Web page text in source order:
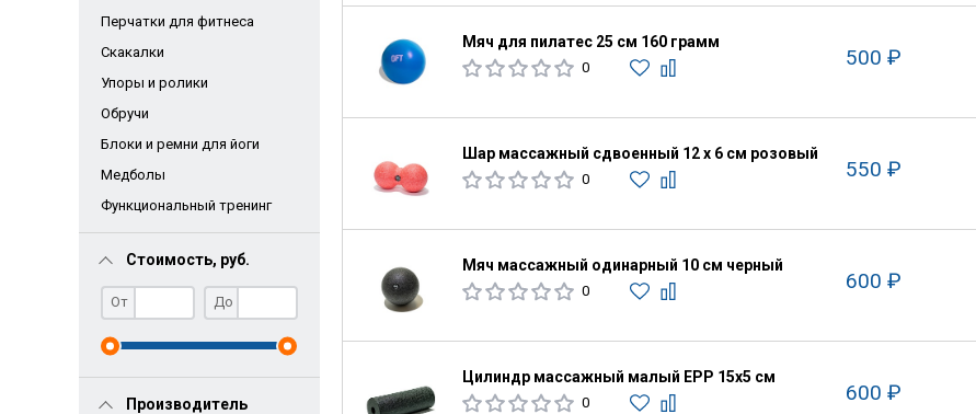
Перчатки для фитнеса
Скакалки
Упоры и ролики
Обручи
Блоки и ремни для йоги
Медболы
Функциональный тренинг
Стоимость, руб.
От До
Производитель
Мяч для пилатес 25 см 160 грамм
0 500 ₽
Шар массажный сдвоенный 12 х 6 см розовый
0 550 ₽
Мяч массажный одинарный 10 см черный
0 600 ₽
Цилиндр массажный малый EPP 15х5 см
0 600 ₽